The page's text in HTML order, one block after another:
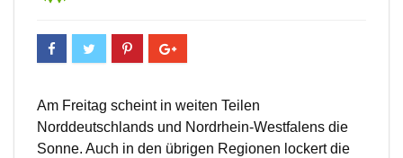
Am Freitag scheint in weiten Teilen
Norddeutschlands und Nordrhein-Westfalens die
Sonne. Auch in den übrigen Regionen lockert die